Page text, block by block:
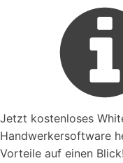
Jetzt kostenloses
Handwerkersoftware
Vorteile auf einen